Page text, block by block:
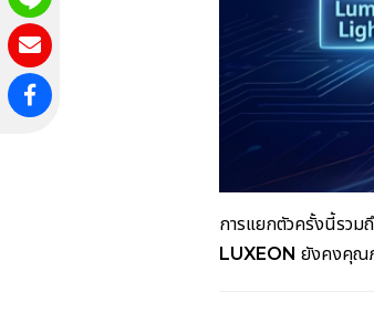
การแยกตัวครั้งนี้รวม
LUXEON ยังคงคุณภ